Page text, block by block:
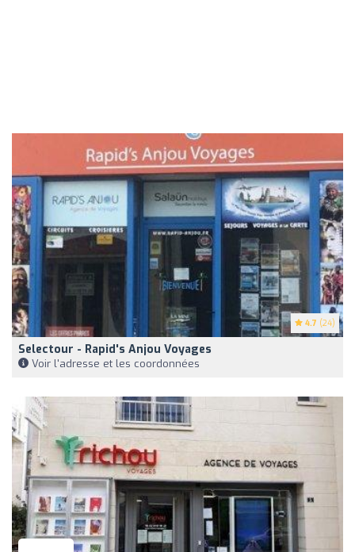
4.7 (24)
Selectour - Rapid's Anjou Voyages
Voir l'adresse et les coordonnées